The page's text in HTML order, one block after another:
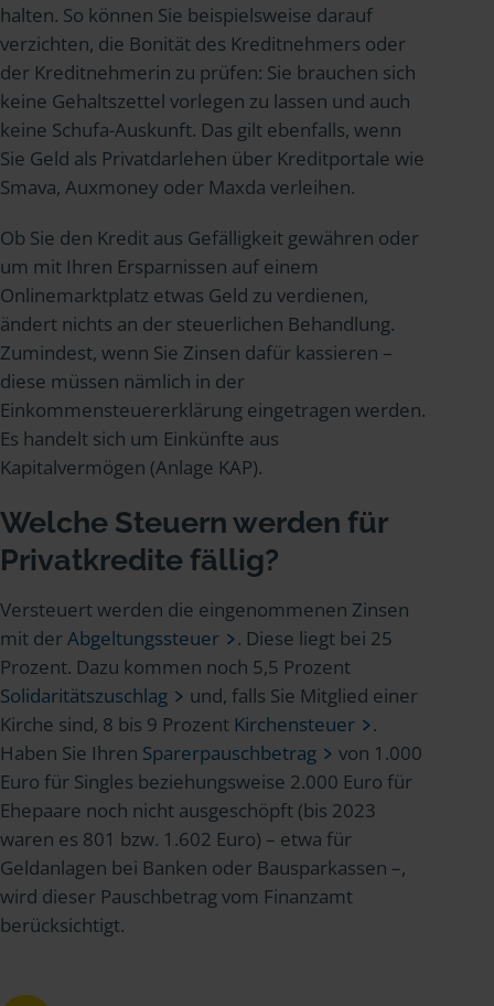
halten. So können Sie beispielsweise darauf
verzichten, die Bonität des Kreditnehmers oder
der Kreditnehmerin zu prüfen: Sie brauchen sich
keine Gehaltszettel vorlegen zu lassen und auch
keine Schufa-Auskunft. Das gilt ebenfalls, wenn
Sie Geld als Privatdarlehen über Kreditportale wie
Smava, Auxmoney oder Maxda verleihen.
Ob Sie den Kredit aus Gefälligkeit gewähren oder
um mit Ihren Ersparnissen auf einem
Onlinemarktplatz etwas Geld zu verdienen,
ändert nichts an der steuerlichen Behandlung.
Zumindest, wenn Sie Zinsen dafür kassieren –
diese müssen nämlich in der
Einkommensteuererklärung eingetragen werden.
Es handelt sich um Einkünfte aus
Kapitalvermögen (Anlage KAP).
Welche Steuern werden für
Privatkredite fällig?
Versteuert werden die eingenommenen Zinsen
mit derAbgeltungssteuer
. Diese liegt bei 25
Prozent. Dazu kommen noch 5,5 Prozent
Solidaritätszuschlag
und, falls Sie Mitglied einer
Kirche sind, 8 bis 9 Prozent Kirchensteuer
.
Haben Sie Ihren Sparerpauschbetrag
von 1.000
Euro für Singles beziehungsweise 2.000 Euro für
Ehepaare noch nicht ausgeschöpft (bis 2023
waren es 801 bzw. 1.602 Euro) – etwa für
Geldanlagen bei Banken oder Bausparkassen –,
wird dieser Pauschbetrag vom Finanzamt
berücksichtigt.